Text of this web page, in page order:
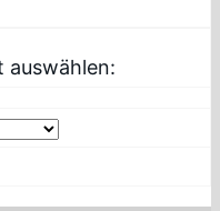
auswählen: